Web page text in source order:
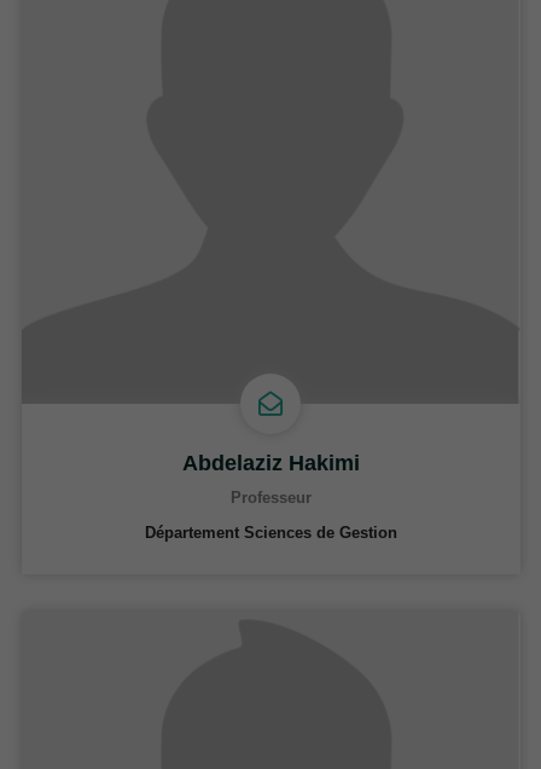
Abdelaziz Hakimi
Professeur
Département Sciences de Gestion